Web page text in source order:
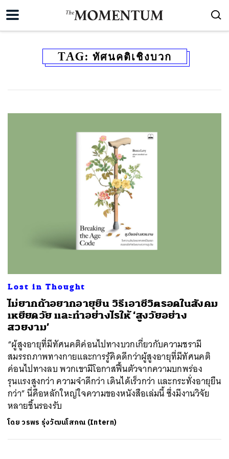
TAG: ทัศนคติเชิงบวก
Lost in Thought
ไม่ยากถ้าอยากอายุยืน วิธีเอาชีวิตรอดในสังคม
เหยียดวัย และทำอย่างไรให้ ‘สูงวัยอย่าง
สวยงาม’
“ผู้สูงอายุที่มีทัศนคติค่อนไปทางบวกเกี่ยวกับความชรามี
สมรรถภาพทางกายและการรู้คิดดีกว่าผู้สูงอายุที่มีทัศนคติ
ค่อนไปทางลบ พวกเขามีโอกาสฟื้นตัวจากความบกพร่อง
รุนแรงสูงกว่า ความจำดีกว่า เดินได้เร็วกว่า และกระทั่งอายุยืน
กว่า” นี่คือหลักใหญ่ใจความของหนังสือเล่มนี้ ซึ่งมีงานวิจัย
หลายชิ้นรองรับ
โดยวรพร รุ่งวัฒนโสภณ (Intern)
SHARE